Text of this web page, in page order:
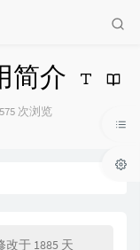
简介
次浏览
于 1885 天